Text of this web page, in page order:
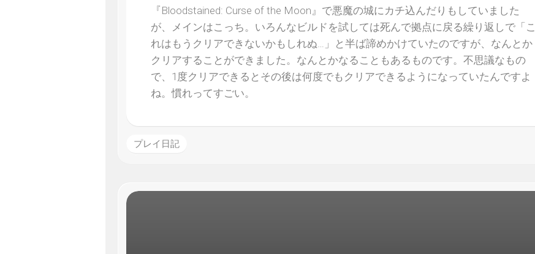
『Bloodstained: Curse of the Moon』で悪魔の城にカチ込んだりもしていました
が、メインはこっち。いろんなビルドを試しては死んで拠点に戻る繰り返しで「こ
れはもうクリアできないかもしれぬ…」と半ば諦めかけていたのですが、なんとか
クリアすることができました。なんとかなることもあるものです。不思議なもの
で、1度クリアできるとその後は何度でもクリアできるようになっていたんですよ
ね。慣れってすごい。
プレイ日記